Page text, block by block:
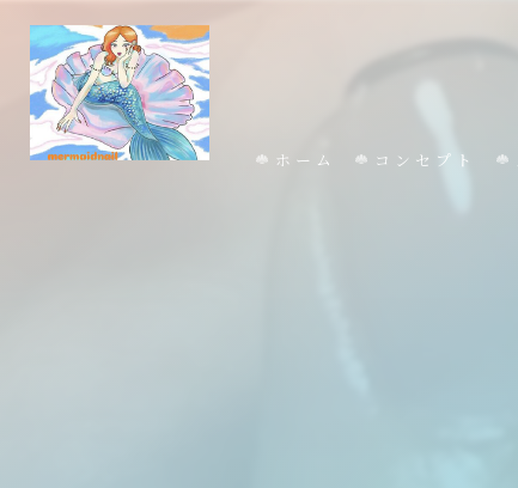
ホーム コンセプト